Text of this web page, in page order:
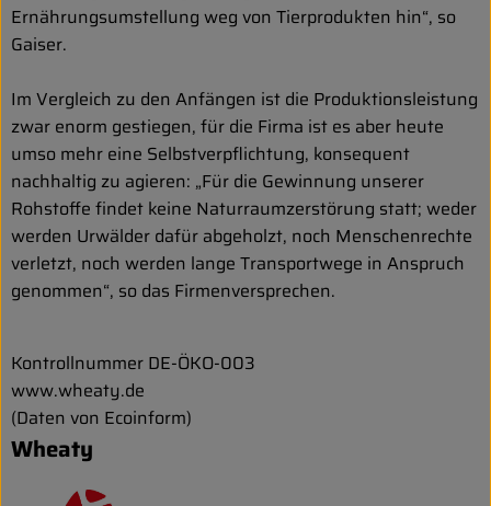
Ernährungsumstellung weg von Tierprodukten hin“, so
Gaiser.
Im Vergleich zu den Anfängen ist die Produktionsleistung
zwar enorm gestiegen, für die Firma ist es aber heute
umso mehr eine Selbstverpflichtung, konsequent
nachhaltig zu agieren: „Für die Gewinnung unserer
Rohstoffe findet keine Naturraumzerstörung statt; weder
werden Urwälder dafür abgeholzt, noch Menschenrechte
verletzt, noch werden lange Transportwege in Anspruch
genommen“, so das Firmenversprechen.
Kontrollnummer DE-ÖKO-003
www.wheaty.de
(Daten von Ecoinform)
Wheaty